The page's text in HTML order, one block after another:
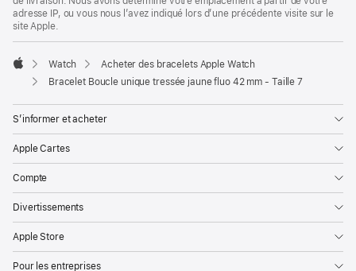
adresse IP, ou vous nous l’avez indiqué lors d’une précédente visite sur le
site Apple.
Apple
Watch
Acheter des bracelets Apple Watch
Bracelet Boucle unique tressée jaune fluo 42 mm - Taille 7
S’informer et acheter
Apple Cartes
Compte
Divertissements
Apple Store
Pour les entreprises